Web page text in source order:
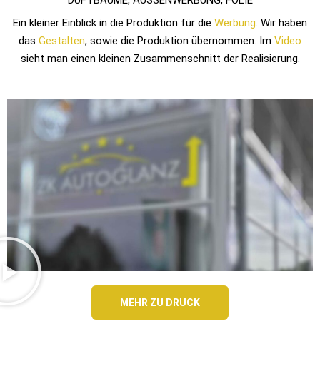
Ein kleiner Einblick in die Produktion für die Werbung. Wir haben
das Gestalten, sowie die Produktion übernommen. Im Video
sieht man einen kleinen Zusammenschnitt der Realisierung.
MEHR ZU DRUCK